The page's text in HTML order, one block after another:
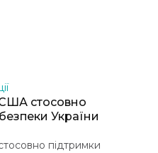
США стосовно
України
підтримки